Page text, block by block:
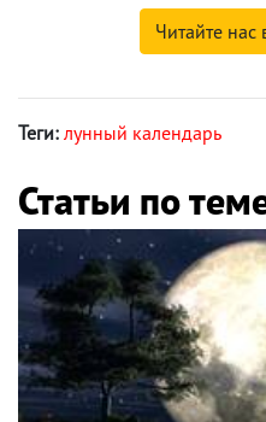
Читайте нас
Теги: лунный календарь
Статьи по